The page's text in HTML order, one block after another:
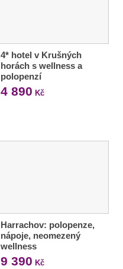
4* hotel v Krušných
horách s wellness a
polopenzí
4 890 Kč
Harrachov: polopenze,
nápoje, neomezený
wellness
9 390 Kč